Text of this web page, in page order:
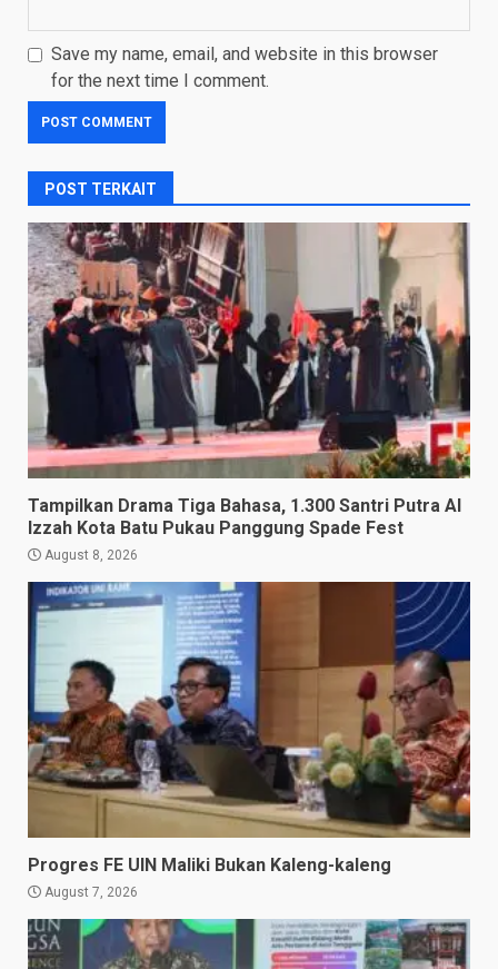
Save my name, email, and website in this browser
for the next time I comment.
POST TERKAIT
Tampilkan Drama Tiga Bahasa, 1.300 Santri Putra Al
Izzah Kota Batu Pukau Panggung Spade Fest
August 8, 2026
Progres FE UIN Maliki Bukan Kaleng-kaleng
August 7, 2026